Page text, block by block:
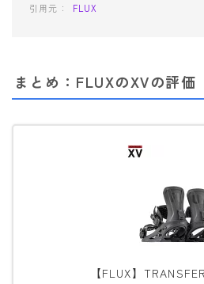
FLUX
まとめ：FLUXのXVの評価
【FLUX】